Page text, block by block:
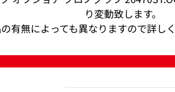
り変動致します。
有無によっても異なりますので詳し